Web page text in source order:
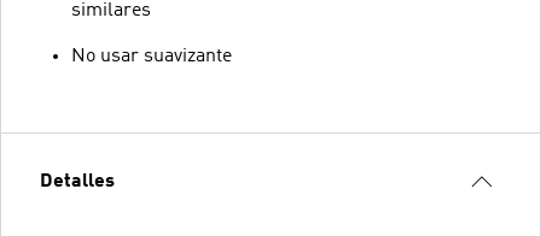
similares
No usar suavizante
Detalles